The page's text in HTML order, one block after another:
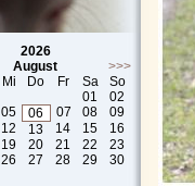
2026
August
>>>
Mi Do Fr Sa
So
01
02
05 06 07 08
09
12 13 14 15
16
19 20 21 22
23
26 27 28 29
30